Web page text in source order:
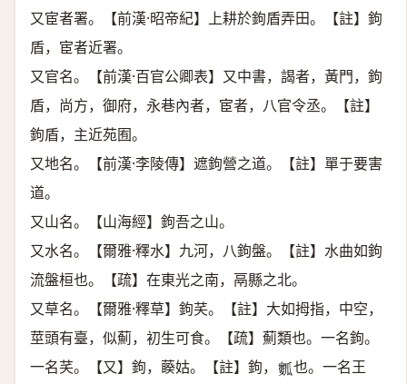
又宦者署。【前漢·昭帝紀】上耕於鉤盾弄田。【註】鉤
盾，宦者近署。
又官名。【前漢·百官公卿表】又中書，謁者，黃門，鉤
盾，尚方，御府，永巷內者，宦者，八官令丞。【註】
鉤盾，主近苑囿。
又地名。【前漢·李陵傳】遮鉤營之道。【註】單于要害
道。
又山名。【山海經】鉤吾之山。
又水名。【爾雅·釋水】九河，八鉤盤。【註】水曲如鉤
流盤桓也。【疏】在東光之南，鬲縣之北。
又草名。【爾雅·釋草】鉤芺。【註】大如拇指，中空，
莖頭有臺，似薊，初生可食。【疏】薊類也。一名鉤。
一名芺。【又】鉤，藈姑。【註】鉤， 𤬏也。一名王